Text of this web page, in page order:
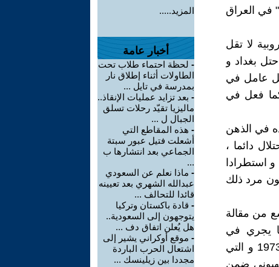
" في العراق
لا تقل
الذي احتل بغداد و
عامل في
كما فعل في
في الذهن
دائما ،
استطرادا
مرد ذلك
من مقالة
يجري في
السنوات الأخيرة ، أي في الفترة التي تبدأ بعد حرب ـشرين . أكتوبر .1973 و التي
ضمن
المزيد.....
أخبار عامة
- لحظة احتماء طلاب تحت
الطاولات أثناء إطلاق نار
بمدرسة في تايل ...
- بعد تزايد عمليات الإنقاذ..
ماليزيا تقيّد رحلات تسلق
الجبال ل ...
- هذه المقاطع التي
أشعلت فتيل عبور سبتة
الجماعي بعد انتشارها ب
...
- ماذا نعلم عن السعودي
عبدالله الشهري بعد تعيينه
قائدا للتحالف ...
- قادة باكستان وتركيا
يتوجهون إلى السعودية..
هل يُعلن اتفاق دف ...
- موقع أوكراني يشير إلى
اشتعال الحرب الباردة
مجددا بين زيلينسك ...